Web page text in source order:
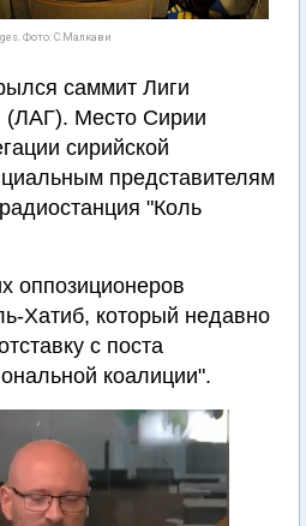
Фото: С.Малкави
саммит Лиги
(ЛАГ). Место Сирии
сирийской
представителям
"Коль
оппозиционеров
Хатиб, который недавно
с поста
коалиции".